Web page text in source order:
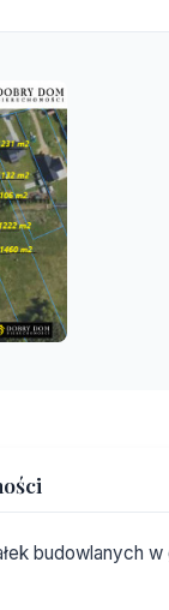
budowlanych w